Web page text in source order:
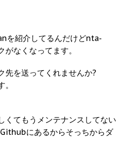
を紹介してるんだけどnta-
なくなってます。
先を送ってくれませんか?
てもうメンテナンスしてない
にあるからそっちからダ